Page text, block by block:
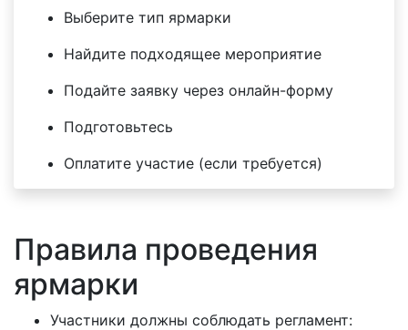
Выберите тип ярмарки
Найдите подходящее мероприятие
Подайте заявку через онлайн-форму
Подготовьтесь
Оплатите участие (если требуется)
Правила проведения
ярмарки
Участники должны соблюдать регламент: